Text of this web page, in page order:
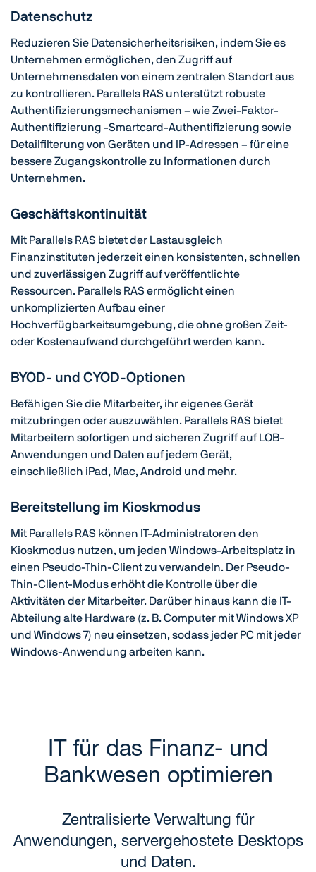
Datenschutz
Reduzieren Sie Datensicherheitsrisiken, indem Sie es
Unternehmen ermöglichen, den Zugriff auf
Unternehmensdaten von einem zentralen Standort aus
zu kontrollieren. Parallels RAS unterstützt robuste
Authentifizierungsmechanismen – wie Zwei-Faktor-
Authentifizierung -Smartcard-Authentifizierung sowie
Detailfilterung von Geräten und IP-Adressen – für eine
bessere Zugangskontrolle zu Informationen durch
Unternehmen.
Geschäftskontinuität
Mit Parallels RAS bietet der Lastausgleich
Finanzinstituten jederzeit einen konsistenten, schnellen
und zuverlässigen Zugriff auf veröffentlichte
Ressourcen. Parallels RAS ermöglicht einen
unkomplizierten Aufbau einer
Hochverfügbarkeitsumgebung, die ohne großen Zeit-
oder Kostenaufwand durchgeführt werden kann.
BYOD- und CYOD-Optionen
Befähigen Sie die Mitarbeiter, ihr eigenes Gerät
mitzubringen oder auszuwählen. Parallels RAS bietet
Mitarbeitern sofortigen und sicheren Zugriff auf LOB-
Anwendungen und Daten auf jedem Gerät,
einschließlich iPad, Mac, Android und mehr.
Bereitstellung im Kioskmodus
Mit Parallels RAS können IT-Administratoren den
Kioskmodus nutzen, um jeden Windows-Arbeitsplatz in
einen Pseudo-Thin-Client zu verwandeln. Der Pseudo-
Thin-Client-Modus erhöht die Kontrolle über die
Aktivitäten der Mitarbeiter. Darüber hinaus kann die IT-
Abteilung alte Hardware (z. B. Computer mit Windows XP
und Windows 7) neu einsetzen, sodass jeder PC mit jeder
Windows-Anwendung arbeiten kann.
IT für das Finanz- und
Bankwesen optimieren
Zentralisierte Verwaltung für
Anwendungen, servergehostete Desktops
und Daten.